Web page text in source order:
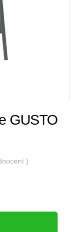
GUSTO
)